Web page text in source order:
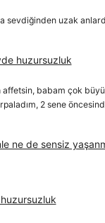
sevdiğinden uzak
huzursuzluk
affetsin, babam çok
2 sene
ne de sensiz